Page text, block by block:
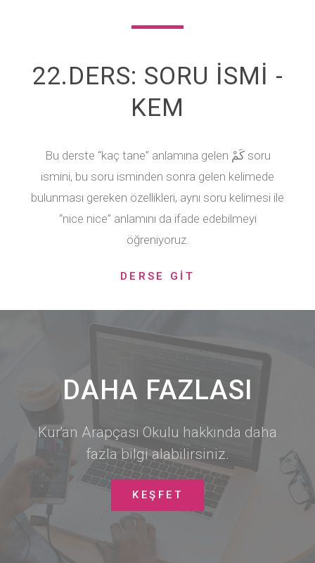
22.DERS: SORU İSMİ -
KEM
Bu derste “kaç tane” anlamına gelen كَمْ soru
ismini, bu soru isminden sonra gelen kelimede
bulunması gereken özellikleri, aynı soru kelimesi ile
“nice nice” anlamını da ifade edebilmeyi
öğreniyoruz.
DERSE GİT
DAHA FAZLASI
Kur'an Arapçası Okulu hakkında daha
fazla bilgi alabilirsiniz.
KEŞFET